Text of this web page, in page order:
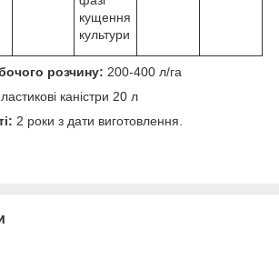
кущення
культури
розчину: 200-400 л/га
каністри 20 л
2 роки з дати виготовлення.